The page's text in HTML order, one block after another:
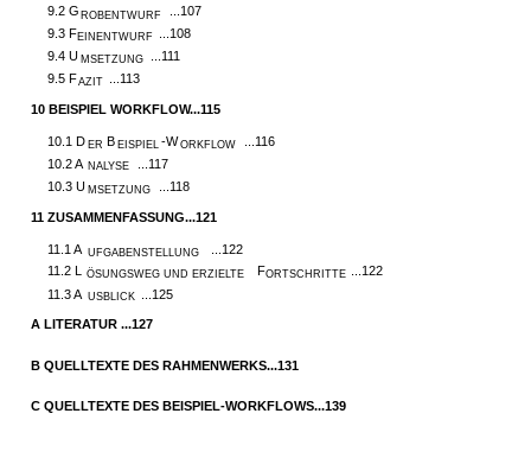
9.2 G ROBENTWURF
...107
9.3 FEINENTWURF
...108
9.4 U MSETZUNG
...111
9.5 FAZIT ...113
10 BEISPIEL WORKFLOW...115
10.1 D ER B EISPIEL -W ORKFLOW
...116
10.2 A NALYSE
...117
10.3 U MSETZUNG ...118
11 ZUSAMMENFASSUNG...121
11.1 A UFGABENSTELLUNG
...122
11.2 L
ÖSUNGSWEG UND ERZIELTE FORTSCHRITTE
...122
11.3 A USBLICK ...125
A LITERATUR ...127
B QUELLTEXTE DES RAHMENWERKS...131
C QUELLTEXTE DES BEISPIEL-WORKFLOWS...139